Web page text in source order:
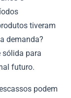
tiveram
demanda?
sólida para
futuro.
podem